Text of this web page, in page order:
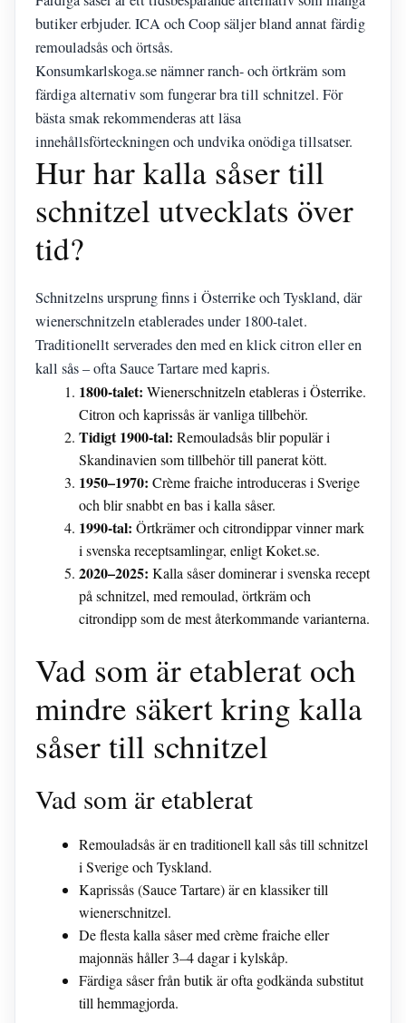
butiker erbjuder. ICA och Coop säljer bland annat färdig
remouladsås och örtsås.
Konsumkarlskoga.se nämner ranch- och örtkräm som
färdiga alternativ som fungerar bra till schnitzel. För
bästa smak rekommenderas att läsa
innehållsförteckningen och undvika onödiga tillsatser.
Hur har kalla såser till
schnitzel utvecklats över
tid?
Schnitzelns ursprung finns i Österrike och Tyskland, där
wienerschnitzeln etablerades under 1800-talet.
Traditionellt serverades den med en klick citron eller en
kall sås – ofta Sauce Tartare med kapris.
1800-talet: Wienerschnitzeln etableras i Österrike.
Citron och kaprissås är vanliga tillbehör.
Tidigt 1900-tal: Remouladsås blir populär i
Skandinavien som tillbehör till panerat kött.
1950–1970: Crème fraiche introduceras i Sverige
och blir snabbt en bas i kalla såser.
1990-tal: Örtkrämer och citrondippar vinner mark
i svenska receptsamlingar, enligt Koket.se.
2020–2025: Kalla såser dominerar i svenska recept
på schnitzel, med remoulad, örtkräm och
citrondipp som de mest återkommande varianterna.
Vad som är etablerat och
mindre säkert kring kalla
såser till schnitzel
Vad som är etablerat
Remouladsås är en traditionell kall sås till schnitzel
i Sverige och Tyskland.
Kaprissås (Sauce Tartare) är en klassiker till
wienerschnitzel.
De flesta kalla såser med crème fraiche eller
majonnäs håller 3–4 dagar i kylskåp.
Färdiga såser från butik är ofta godkända substitut
till hemmagjorda.